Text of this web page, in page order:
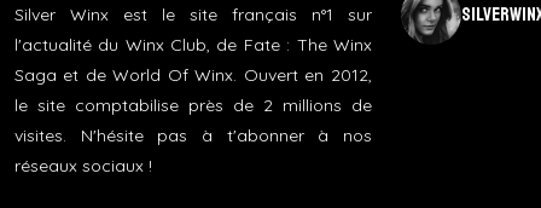
Silver Winx est le site français n°1 sur
l'actualité du Winx Club, de Fate : The Winx
Saga et de World Of Winx. Ouvert en 2012,
le site comptabilise près de 2 millions de
visites. N'hésite pas à t'abonner à nos
réseaux sociaux !